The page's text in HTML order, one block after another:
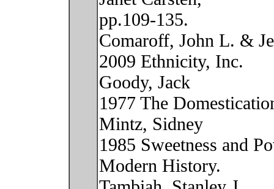
pp.109-135.
Comaroff, John L. &
2009 Ethnicity, Inc.
Goody, Jack
1977 The
Mintz, Sidney
1985 Sweetness and
Modern History.